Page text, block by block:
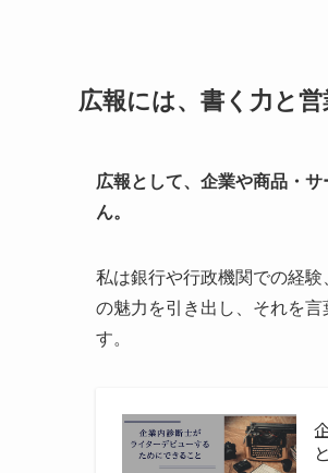
広報には、書く力と
広報として、企業や商品・
ん。
私は銀行や行政機関での経
の魅力を引き出し、それを
す。